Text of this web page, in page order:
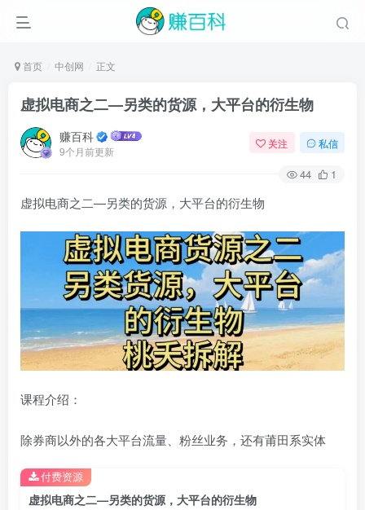
首页 中创网 正文
虚拟电商之二—另类的货源，大平台的衍生物
赚百科
9个月前更新
关注 私信
44 1
虚拟电商之二—另类的货源，大平台的衍生物
课程介绍：
除券商以外的各大平台流量、粉丝业务，还有莆田系实体
虚拟电商之二—另类的货源，大平台的衍生物
付费资源